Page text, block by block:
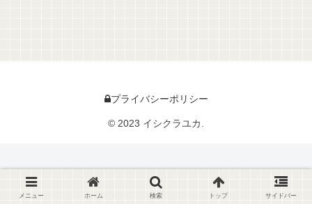
プライバシーポリシー
© 2023 イシクラユカ.
メニュー ホーム 検索 トップ サイドバー